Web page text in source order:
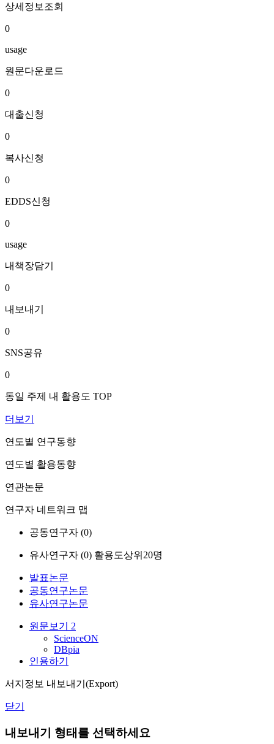
상세정보조회
0
usage
원문다운로드
0
대출신청
0
복사신청
0
EDDS신청
0
usage
내책장담기
0
내보내기
0
SNS공유
0
동일 주제 내 활용도 TOP
더보기
연도별 연구동향
연도별 활용동향
연관논문
연구자 네트워크 맵
공동연구자 (0)
유사연구자 (0) 활용도상위20명
발표논문
공동연구논문
유사연구논문
원문보기 2
ScienceON
DBpia
인용하기
서지정보 내보내기(Export)
닫기
내보내기 형태를 선택하세요